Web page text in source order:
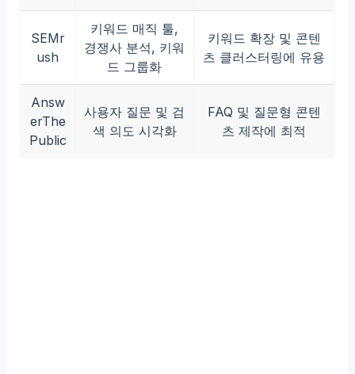
SEMr
ush
키워드 매직 툴,
경쟁사 분석, 키워
드 그룹화
키워드 확장 및 콘텐
츠 클러스터링에 유용
Answ
erThe
Public
사용자 질문 및 검
색 의도 시각화
FAQ 및 질문형 콘텐
츠 제작에 최적